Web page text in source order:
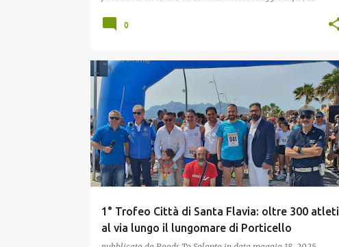
0
1° Trofeo Città di Santa Flavia: oltre 300 atleti
al via lungo il lungomare di Porticello
SPORT